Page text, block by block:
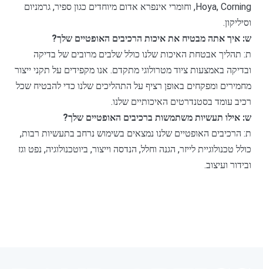
Hoya, Corning, וחומרי אינפרא אדום מיוחדים כגון ספיר, גרמניום
וסיליקון.
ש: איך אתה מבטיח את איכות הרכיבים האופטיים שלך?
ת: תהליך אבטחת האיכות שלנו כולל שלבים מרובים של בדיקה
ובדיקה באמצעות ציוד מטרולוגי מתקדם. אנו מקפידים על תקני ייצור
מחמירים ומפקחים באופן רציף על התהליכים שלנו כדי להבטיח שכל
רכיב עומד בסטנדרטים האיכותיים שלנו.
ש: אילו תעשיות משתמשות ברכיבים האופטיים שלך?
ת: הרכיבים האופטיים שלנו נמצאים בשימוש נרחב בתעשיות רבות,
כולל טכנולוגיית לייזר, הגנה וחלל, הנדסה וייצור, ביוטכנולוגיה, נפט וגז
ובידור ועיצוב.